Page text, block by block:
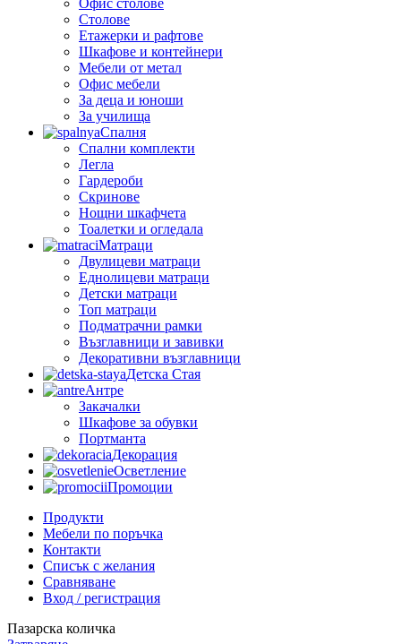
Офис столове
Столове
Етажерки и рафтове
Шкафове и контейнери
Мебели от метал
Офис мебели
За деца и юноши
За училища
Спалня
Спални комплекти
Легла
Гардероби
Скринове
Нощни шкафчета
Тоалетки и огледала
Матраци
Двулицеви матраци
Еднолицеви матраци
Детски матраци
Топ матраци
Подматрачни рамки
Възглавници и завивки
Декоративни възглавници
Детска Стая
Антре
Закачалки
Шкафове за обувки
Портманта
Декорация
Осветление
Промоции
Продукти
Мебели по поръчка
Контакти
Списък с желания
Сравняване
Вход / регистрация
Пазарска количка